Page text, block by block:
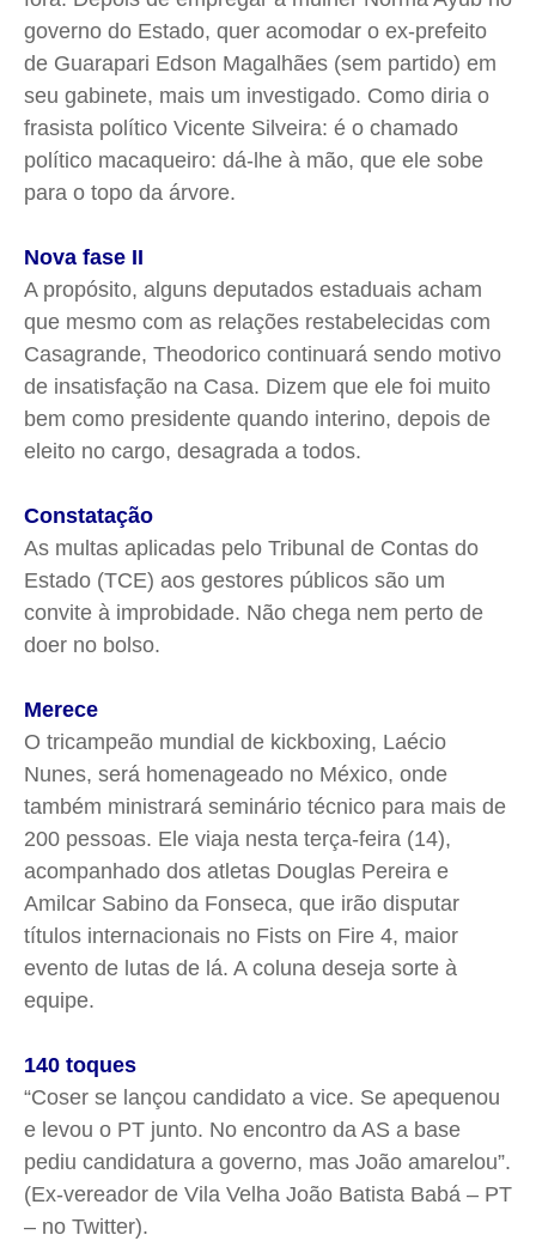
governo do Estado, quer acomodar o ex-prefeito
de Guarapari Edson Magalhães (sem partido) em
seu gabinete, mais um investigado. Como diria o
frasista político Vicente Silveira: é o chamado
político macaqueiro: dá-lhe à mão, que ele sobe
para o topo da árvore.
Nova fase II
A propósito, alguns deputados estaduais acham
que mesmo com as relações restabelecidas com
Casagrande, Theodorico continuará sendo motivo
de insatisfação na Casa. Dizem que ele foi muito
bem como presidente quando interino, depois de
eleito no cargo, desagrada a todos.
Constatação
As multas aplicadas pelo Tribunal de Contas do
Estado (TCE) aos gestores públicos são um
convite à improbidade. Não chega nem perto de
doer no bolso.
Merece
O tricampeão mundial de kickboxing, Laécio
Nunes, será homenageado no México, onde
também ministrará seminário técnico para mais de
200 pessoas. Ele viaja nesta terça-feira (14),
acompanhado dos atletas Douglas Pereira e
Amilcar Sabino da Fonseca, que irão disputar
títulos internacionais no Fists on Fire 4, maior
evento de lutas de lá. A coluna deseja sorte à
equipe.
140 toques
“Coser se lançou candidato a vice. Se apequenou
e levou o PT junto. No encontro da AS a base
pediu candidatura a governo, mas João amarelou”.
(Ex-vereador de Vila Velha João Batista Babá – PT
– no Twitter).